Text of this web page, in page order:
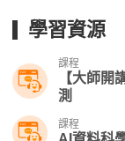
學習資源
課程
【大師開
測
課程